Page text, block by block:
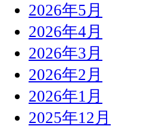
2026年5月
2026年4月
2026年3月
2026年2月
2026年1月
2025年12月